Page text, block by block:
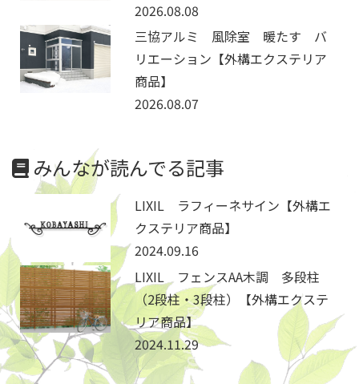
2026.08.08
三協アルミ 風除室 暖たす バ
リエーション【外構エクステリア
商品】
2026.08.07
みんなが読んでる記事
LIXIL ラフィーネサイン【外構エ
クステリア商品】
2024.09.16
LIXIL フェンスAA木調 多段柱
（2段柱・3段柱）【外構エクステ
リア商品】
2024.11.29